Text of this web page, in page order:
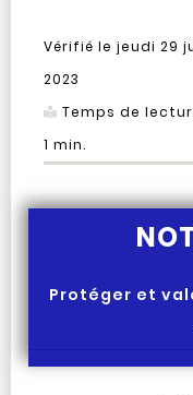
Vérifié le jeudi 29
2023
Temps de
1 min.
Protéger et